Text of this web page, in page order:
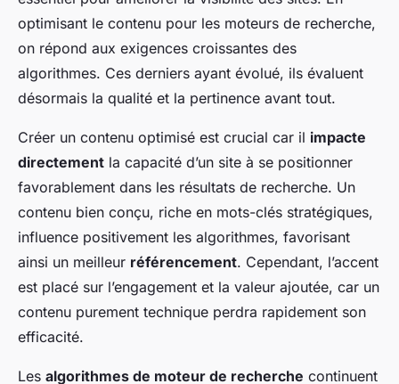
optimisant le contenu pour les moteurs de recherche,
on répond aux exigences croissantes des
algorithmes. Ces derniers ayant évolué, ils évaluent
désormais la qualité et la pertinence avant tout.
Créer un contenu optimisé est crucial car il impacte
directement la capacité d’un site à se positionner
favorablement dans les résultats de recherche. Un
contenu bien conçu, riche en mots-clés stratégiques,
influence positivement les algorithmes, favorisant
ainsi un meilleur référencement. Cependant, l’accent
est placé sur l’engagement et la valeur ajoutée, car un
contenu purement technique perdra rapidement son
efficacité.
Les algorithmes de moteur de recherche continuent